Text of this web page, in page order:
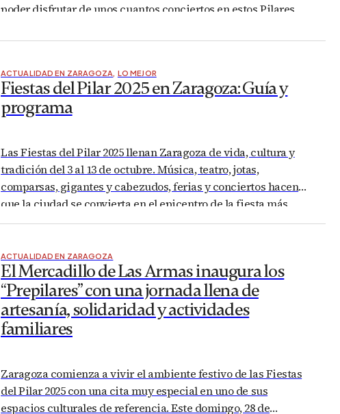
poder disfrutar de unos cuantos conciertos en estos Pilares
por lugar donde se…
ACTUALIDAD EN ZARAGOZA, LO MEJOR
Fiestas del Pilar 2025 en Zaragoza: Guía y
programa
Las Fiestas del Pilar 2025 llenan Zaragoza de vida, cultura y
tradición del 3 al 13 de octubre. Música, teatro, jotas,
comparsas, gigantes y cabezudos, ferias y conciertos hacen
que la ciudad se convierta en el epicentro de la fiesta más
grande de Zaragoza. Te traemos un resumen de los actos más
ACTUALIDAD EN ZARAGOZA
El Mercadillo de Las Armas inaugura los
“Prepilares” con una jornada llena de
artesanía, solidaridad y actividades
familiares
Zaragoza comienza a vivir el ambiente festivo de las Fiestas
del Pilar 2025 con una cita muy especial en uno de sus
espacios culturales de referencia. Este domingo, 28 de